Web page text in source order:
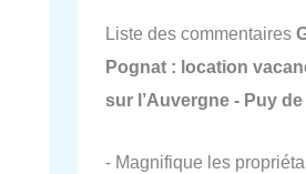
Liste des commentaires
Pognat : location
sur l’Auvergne - Puy de
- Magnifique les